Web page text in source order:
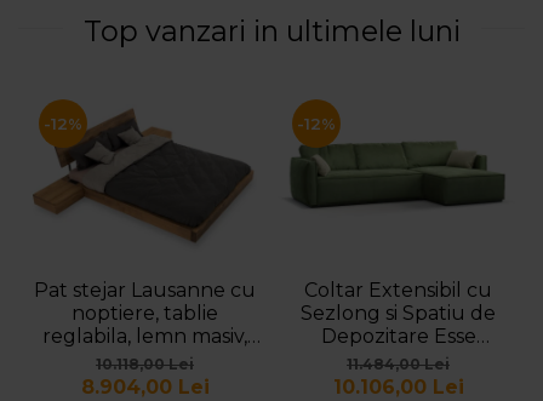
Top vanzari in ultimele luni
-12%
Pat stejar Lausanne cu
noptiere, tablie
reglabila, lemn masiv,
stil contemporan,
personalizabil
10.118,00 Lei
8.904,00 Lei
-12%
Coltar Extensibil cu
Sezlong si Spatiu de
Depozitare Esse
Personalizabil 309cm
Stil Contemporan
11.484,00 Lei
10.106,00 Lei